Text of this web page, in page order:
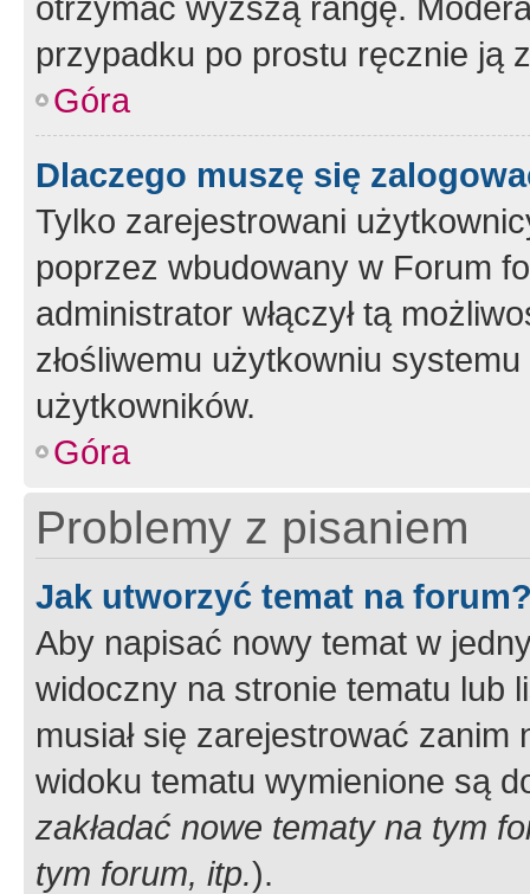
przypadku po prostu ręcznie ją
Góra
Dlaczego muszę się
Tylko zarejestrowani
poprzez wbudowany w Forum
administrator włączył tą
złośliwemu użytkowniu
użytkowników.
Góra
Problemy z pisaniem
Jak utworzyć temat na
Aby napisać nowy temat w
widoczny na stronie tematu lub
musiał się zarejestrować
widoku tematu wymienione są
zakładać nowe tematy na tym
tym forum, itp.).